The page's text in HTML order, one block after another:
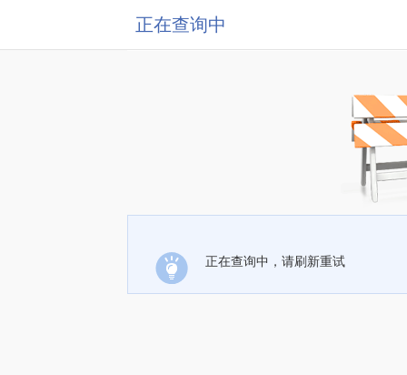
正在查询中
正在查询中，请刷新重试